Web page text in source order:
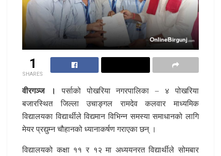
1
SHARES
वीरगञ्ज ।
पर्साको पोखरिया नगरपालिका – ४ पोखरिया
बजारस्थित जिल्ला उचाङ्गल रामदेव कलवार माध्यमिक
विद्यालयका विद्यार्थीले विद्यमान विभिन्न समस्या समाधानको लागि
मेयर प्रद्युम्न चौहानको ध्यानाकर्षण गराएका छन् ।
विद्यालयको कक्षा ११ र १२ मा अध्ययनरत विद्यार्थीले सोमबार